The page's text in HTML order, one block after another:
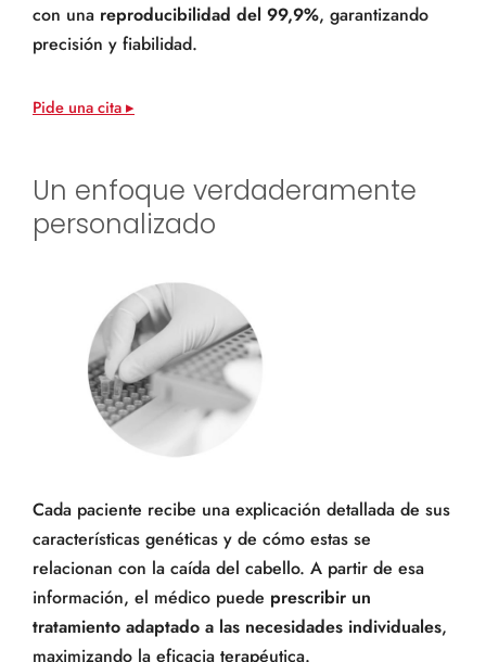
con una reproducibilidad del 99,9%, garantizando
precisión y fiabilidad.
Pide una cita ▸
Un enfoque verdaderamente
personalizado
Cada paciente recibe una explicación detallada de sus
características genéticas y de cómo estas se
relacionan con la caída del cabello. A partir de esa
información, el médico puede prescribir un
tratamiento adaptado a las necesidades individuales,
maximizando la eficacia terapéutica.